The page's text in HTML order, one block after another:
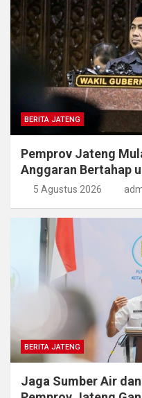
BERITA JATENG
Pemprov Jateng
Anggaran Bertahap
5 Agustus 2026
BERITA JATENG
Jaga Sumber Air